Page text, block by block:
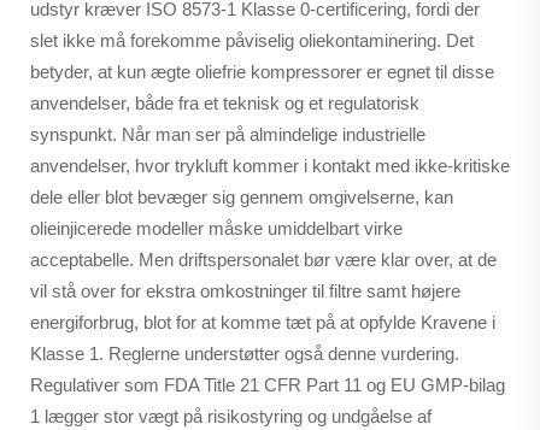
udstyr kræver ISO 8573-1 Klasse 0-certificering, fordi der
slet ikke må forekomme påviselig oliekontaminering. Det
betyder, at kun ægte oliefrie kompressorer er egnet til disse
anvendelser, både fra et teknisk og et regulatorisk
synspunkt. Når man ser på almindelige industrielle
anvendelser, hvor trykluft kommer i kontakt med ikke-kritiske
dele eller blot bevæger sig gennem omgivelserne, kan
olieinjicerede modeller måske umiddelbart virke
acceptabelle. Men driftspersonalet bør være klar over, at de
vil stå over for ekstra omkostninger til filtre samt højere
energiforbrug, blot for at komme tæt på at opfylde Kravene i
Klasse 1. Reglerne understøtter også denne vurdering.
Regulativer som FDA Title 21 CFR Part 11 og EU GMP-bilag
1 lægger stor vægt på risikostyring og undgåelse af